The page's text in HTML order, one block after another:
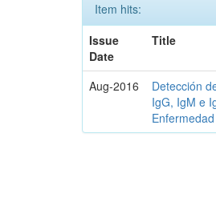
Item hits:
Issue
Date
Title
Aug-2016
Detección
IgG, IgM e